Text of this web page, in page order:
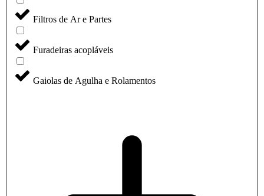
Filtros de Ar e Partes
Furadeiras acopláveis
Gaiolas de Agulha e Rolamentos